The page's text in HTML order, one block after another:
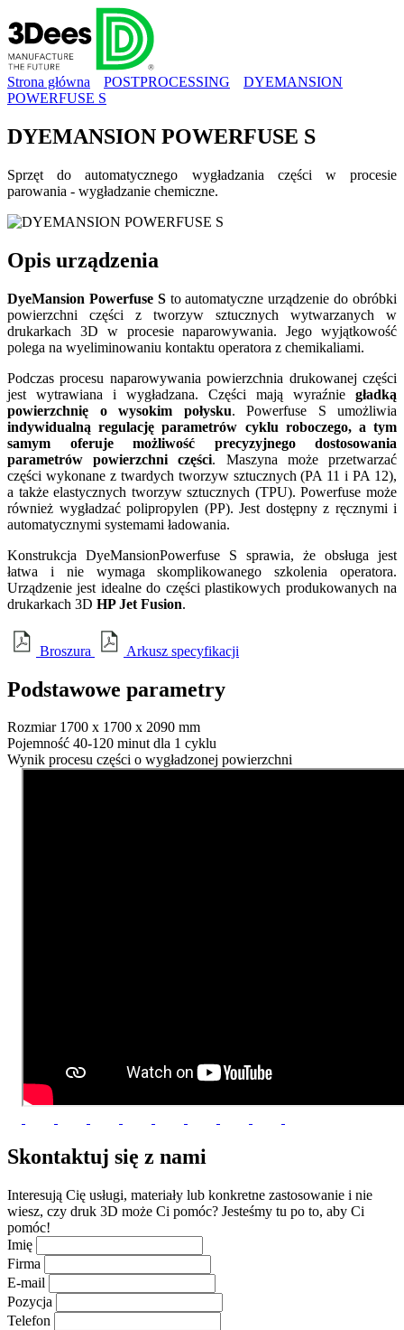
Strona główna POSTPROCESSING
DYEMANSION
POWERFUSE S
DYEMANSION POWERFUSE S
Sprzęt do automatycznego wygładzania części w procesie
parowania - wygładzanie chemiczne.
Opis urządzenia
DyeMansion Powerfuse Sto automatyczne urządzenie do obróbki
powierzchni części z tworzyw sztucznych wytwarzanych w
drukarkach 3D w procesie naparowywania. Jego wyjątkowość
polega na wyeliminowaniu kontaktu operatora z chemikaliami.
Podczas procesu naparowywania powierzchnia drukowanej części
jest wytrawiana i wygładzana. Części mają wyraźnie gładką
powierzchnię o wysokim połysku. Powerfuse S umożliwia
indywidualną regulację parametrów cyklu roboczego, a tym
samym oferuje możliwość precyzyjnego dostosowania
parametrów powierzchni części. Maszyna może przetwarzać
części wykonane z twardych tworzyw sztucznych (PA 11 i PA 12),
a także elastycznych tworzyw sztucznych (TPU). Powerfuse może
również wygładzać polipropylen (PP). Jest dostępny z ręcznymi i
automatycznymi systemami ładowania.
Konstrukcja DyeMansionPowerfuse S sprawia, że obsługa jest
łatwa i nie wymaga skomplikowanego szkolenia operatora.
Urządzenie jest idealne do części plastikowych produkowanych na
drukarkach 3D HP Jet Fusion.
Broszura Arkusz specyfikacji
Podstawowe parametry
Rozmiar 1700 x 1700 x 2090 mm
Pojemność 40-120 minut dla 1 cyklu
Wynik procesu części o wygładzonej powierzchni
Skontaktuj się z nami
Interesują Cię usługi, materiały lub konkretne zastosowanie i nie
wiesz, czy druk 3D może Ci pomóc? Jesteśmy tu po to, aby Ci
pomóc!
Imię
Firma
E-mail
Pozycja
Telefon